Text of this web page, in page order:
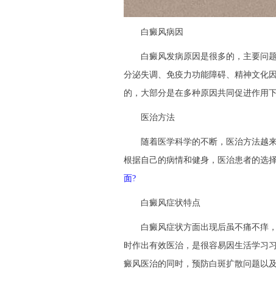
白癜风病因
白癜风发病原因是很多的，主要问题
分泌失调、免疫力功能障碍、精神文化
的，大部分是在多种原因共同促进作用
医治方法
随着医学科学的不断，医治方法越来
根据自己的病情和健身，医治患者的选择
面?
白癜风症状特点
白癜风症状方面出现后虽不痛不痒，
时作出有效医治，是很容易因生活学习
癜风医治的同时，预防白斑扩散问题以